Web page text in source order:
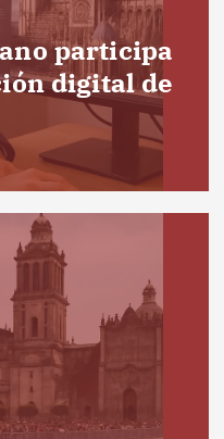
participa
digital de